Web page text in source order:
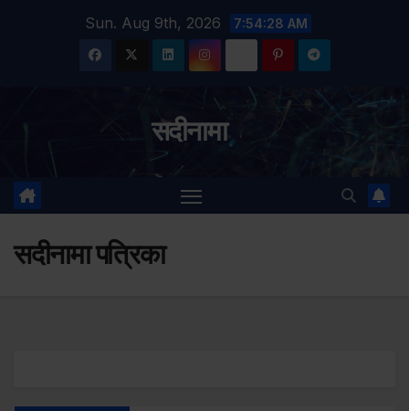
Sun. Aug 9th, 2026 7:54:28 AM
सदीनामा
सदीनामा पत्रिका